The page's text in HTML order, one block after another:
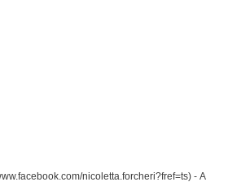
nicoletta.forcheri?fref=ts) - A